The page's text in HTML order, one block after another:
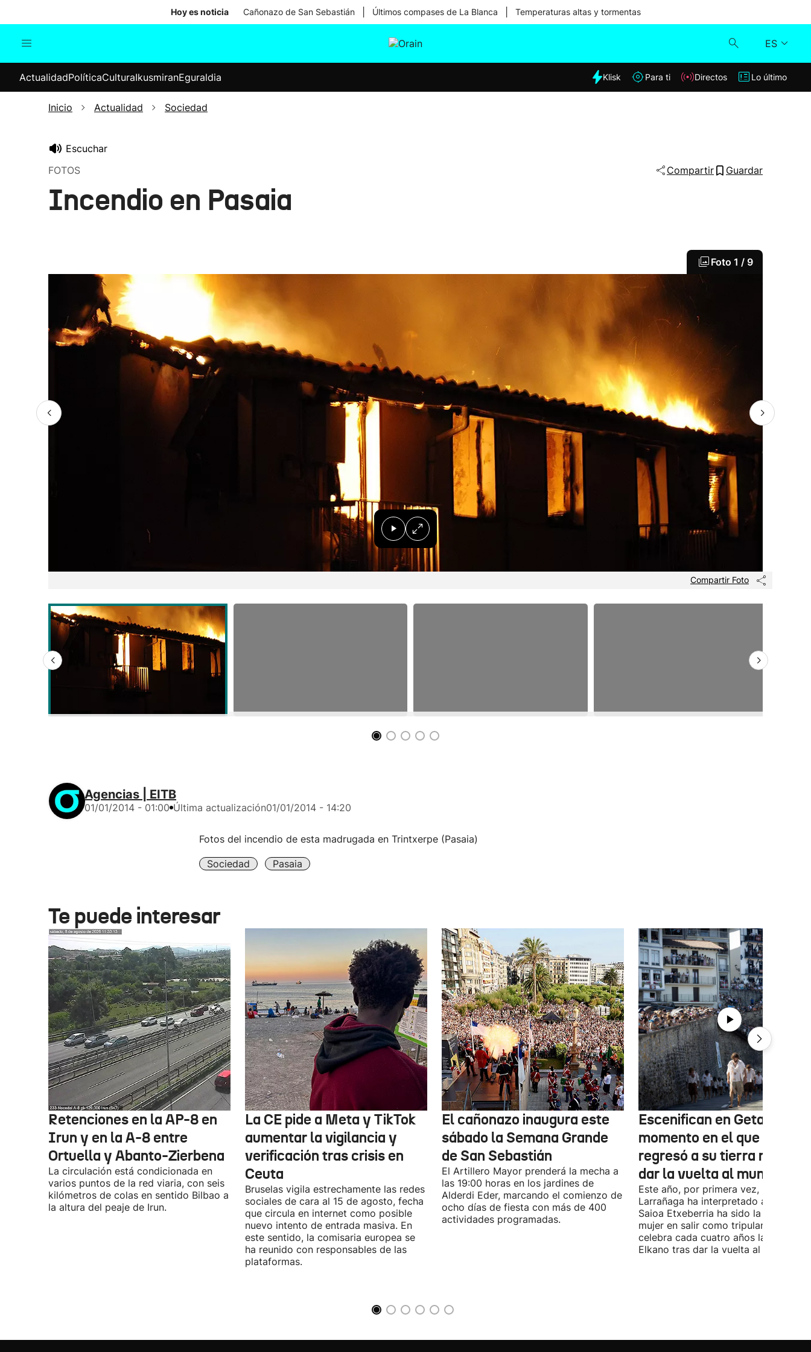
Hoy es noticia Cañonazo de San Sebastián Últimos compases de La Blanca Temperaturas altas y tormentas
ES
Internacional
Elecciones
Klisk
ActualidadPolíticaCulturaIkusmiranEguraldia Klisk Para ti Directos Lo último
Inicio Actualidad Sociedad
Escuchar
FOTOS
Compartir Guardar
Incendio en Pasaia
Foto 1 / 9
Compartir Foto
Agencias | EITB
01/01/2014 - 01:00 Última actualización01/01/2014 - 14:20
Fotos del incendio de esta madrugada en Trintxerpe (Pasaia)
Sociedad Pasaia
Te puede interesar
Retenciones en la AP-8 en
Irun y en la A-8 entre
Ortuella y Abanto-Zierbena
La circulación está condicionada en
varios puntos de la red viaria, con seis
kilómetros de colas en sentido Bilbao a
la altura del peaje de Irun.
La CE pide a Meta y TikTok
aumentar la vigilancia y
verificación tras crisis en
Ceuta
Bruselas vigila estrechamente las redes
sociales de cara al 15 de agosto, fecha
que circula en internet como posible
nuevo intento de entrada masiva. En
este sentido, la comisaria europea se
ha reunido con responsables de las
plataformas.
El cañonazo inaugura este
sábado la Semana Grande
de San Sebastián
El Artillero Mayor prenderá la mecha a
las 19:00 horas en los jardines de
Alderdi Eder, marcando el comienzo de
ocho días de fiesta con más de 400
actividades programadas.
Escenifican en Getaria el
momento en el que Elkano
regresó a su tierra natal
dar la vuelta al mundo
Este año, por primera vez, Mikel
Larrañaga ha interpretado a Elkano, y
Saioa Etxeberria ha sido la primera
mujer en salir como tripulante.
celebra cada cuatro años la llegada
Elkano tras dar la vuelta al mundo.